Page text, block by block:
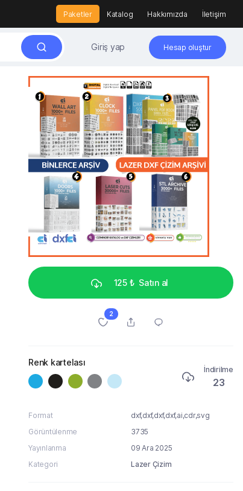
Paketler Katalog Hakkımızda İletişim
Giriş yap Hesap oluştur
125 ₺ Satın al
2
Renk kartelası
İndirilme
23
Format
dxf,dxf,dxf,dxf,ai,cdr,svg
Görüntülenme
3735
Yayınlanma
09 Ara 2025
Kategori
Lazer Çizim